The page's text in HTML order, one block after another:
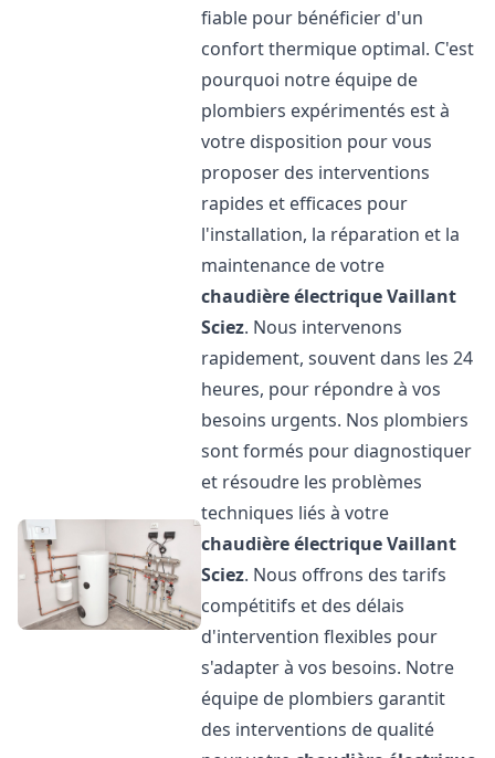
fiable pour bénéficier d'un
confort thermique optimal. C'est
pourquoi notre équipe de
plombiers expérimentés est à
votre disposition pour vous
proposer des interventions
rapides et efficaces pour
l'installation, la réparation et la
maintenance de votre
chaudière électrique Vaillant
Sciez. Nous intervenons
rapidement, souvent dans les 24
heures, pour répondre à vos
besoins urgents. Nos plombiers
sont formés pour diagnostiquer
et résoudre les problèmes
techniques liés à votre
chaudière électrique Vaillant
Sciez. Nous offrons des tarifs
compétitifs et des délais
d'intervention flexibles pour
s'adapter à vos besoins. Notre
équipe de plombiers garantit
des interventions de qualité